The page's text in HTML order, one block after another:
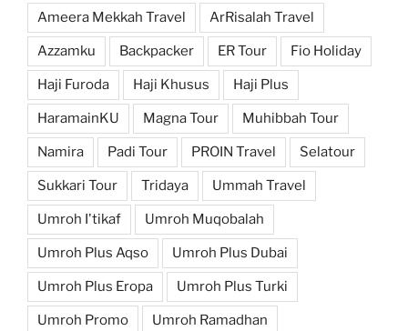
Ameera Mekkah Travel ArRisalah Travel
Azzamku Backpacker ER Tour Fio Holiday
Haji Furoda Haji Khusus Haji Plus
HaramainKU Magna Tour Muhibbah Tour
Namira Padi Tour PROIN Travel Selatour
Sukkari Tour Tridaya Ummah Travel
Umroh I'tikaf Umroh Muqobalah
Umroh Plus Aqso Umroh Plus Dubai
Umroh Plus Eropa Umroh Plus Turki
Umroh Promo Umroh Ramadhan